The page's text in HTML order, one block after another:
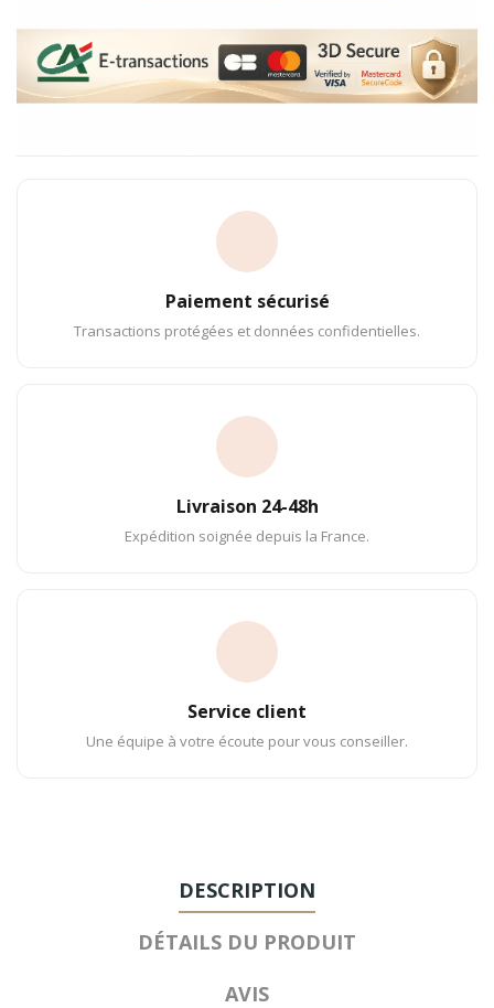
Paiement sécurisé
Transactions protégées et données confidentielles.
Livraison 24-48h
Expédition soignée depuis la France.
Service client
Une équipe à votre écoute pour vous conseiller.
DESCRIPTION
DÉTAILS DU PRODUIT
AVIS